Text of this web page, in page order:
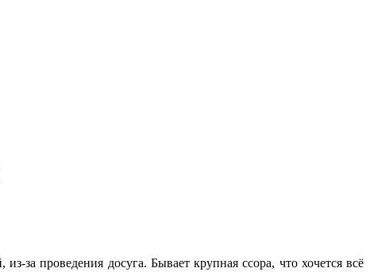
за проведения досуга. Бывает крупная ссора, что хочется всё